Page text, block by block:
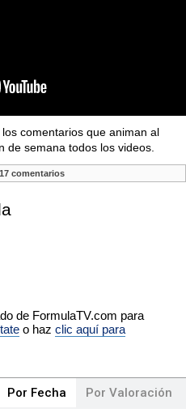
comentarios que animan al
de semana todos los videos.
17 comentarios
de FormulaTV.com para
o haz clic aquí para
Por Fecha Por Valoración